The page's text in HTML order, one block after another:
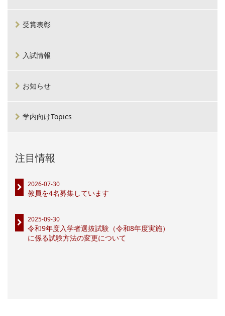
受賞表彰
入試情報
お知らせ
学内向けTopics
注目情報
2026-07-30
教員を4名募集しています
2025-09-30
令和9年度入学者選抜試験（令和8年度実施）
に係る試験方法の変更について